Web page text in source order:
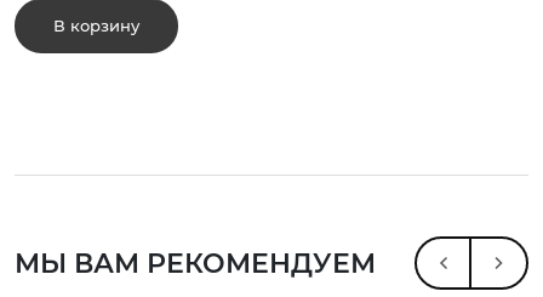
В корзину
МЫ ВАМ РЕКОМЕНДУЕМ